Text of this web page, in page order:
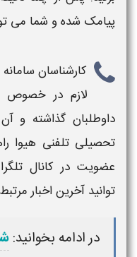
پیامک شده و شما می
کارشناسان
لازم در خصوص
داوطلبان گذاشته و
تحصیلی تلفنی هیوا
عضویت در کانال
توانید آخرین اخبار
در ادامه بخوانید: